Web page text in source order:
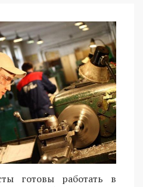
готовы работать в